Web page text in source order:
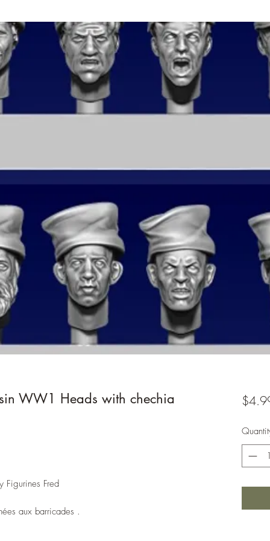
WW1 Heads with chechia
Figurines Fred
aux barricades .